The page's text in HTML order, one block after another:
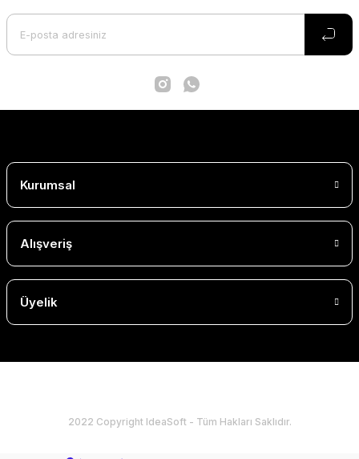
Kurumsal
Alışveriş
Üyelik
2022 Copyright IdeaSoft - Tüm Hakları Saklıdır.